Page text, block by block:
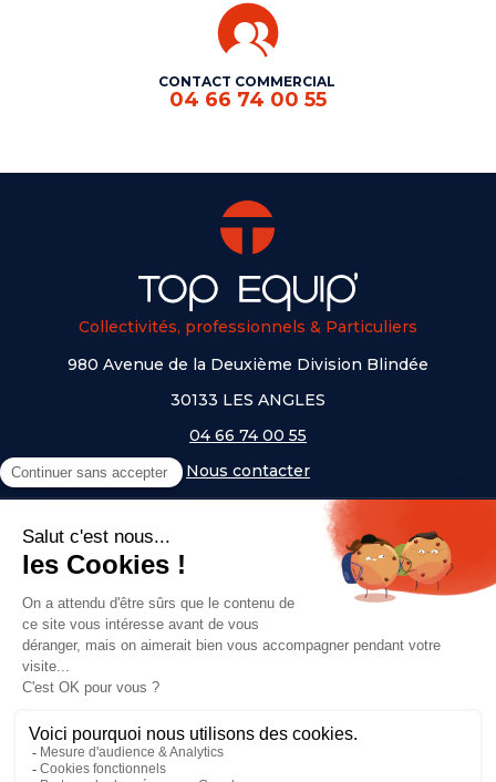
CONTACT COMMERCIAL
04 66 74 00 55
Collectivités, professionnels & Particuliers
980 Avenue de la Deuxième Division Blindée
30133 LES ANGLES
04 66 74 00 55
Nous contacter
NOS UNIVERS
- Serem
- Lifetime
- Mottez